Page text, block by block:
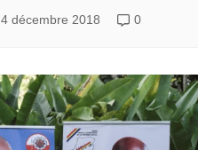
4 décembre 2018 0